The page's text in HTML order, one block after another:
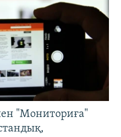
"Мониториға"